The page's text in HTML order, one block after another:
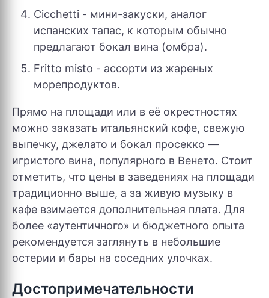
Cicchetti - мини-закуски, аналог
испанских тапас, к которым обычно
предлагают бокал вина (омбра).
Fritto misto - ассорти из жареных
морепродуктов.
Прямо на площади или в её окрестностях
можно заказать итальянский кофе, свежую
выпечку, джелато и бокал просекко —
игристого вина, популярного в Венето. Стоит
отметить, что цены в заведениях на площади
традиционно выше, а за живую музыку в
кафе взимается дополнительная плата. Для
более «аутентичного» и бюджетного опыта
рекомендуется заглянуть в небольшие
остерии и бары на соседних улочках.
Достопримечательности